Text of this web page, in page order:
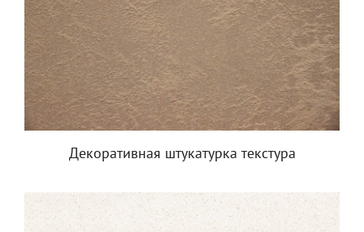
Декоративная штукатурка текстура